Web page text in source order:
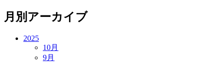
月別アーカイブ
2025
10月
9月